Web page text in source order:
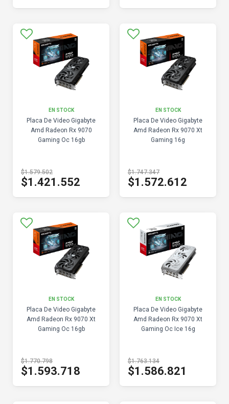
EN STOCK
Placa De Video Gigabyte
Amd Radeon Rx 9070
Gaming Oc 16gb
$1.579.502
$1.421.552
EN STOCK
Placa De Video Gigabyte
Amd Radeon Rx 9070 Xt
Gaming 16g
$1.747.347
$1.572.612
EN STOCK
Placa De Video Gigabyte
Amd Radeon Rx 9070 Xt
Gaming Oc 16gb
$1.770.798
$1.593.718
EN STOCK
Placa De Video Gigabyte
Amd Radeon Rx 9070 Xt
Gaming Oc Ice 16g
$1.763.134
$1.586.821